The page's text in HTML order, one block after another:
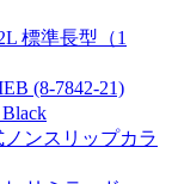
標準長型（1
(8-7842-21)
ノンスリップカラ